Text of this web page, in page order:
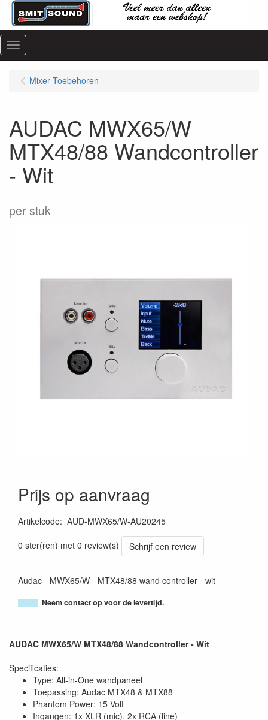
Menu
Mixer Toebehoren
AUDAC MWX65/W
MTX48/88 Wandcontroller
- Wit
per stuk
Prijs op aanvraag
Artikelcode: AUD-MWX65/W-AU20245
0 ster(ren) met 0 review(s)
Schrijf een review
Audac - MWX65/W - MTX48/88 wand controller - wit
Neem contact op voor de levertijd.
AUDAC MWX65/W MTX48/88 Wandcontroller - Wit
Specificaties:
Type: All-in-One wandpaneel
Toepassing: Audac MTX48 & MTX88
Phantom Power: 15 Volt
Ingangen: 1x XLR (mic), 2x RCA (line)